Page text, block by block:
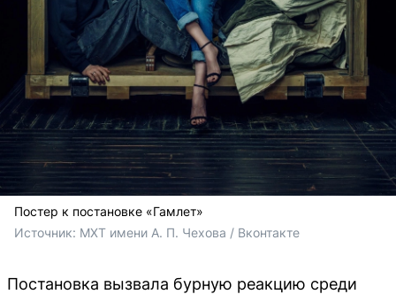
Постер к постановке «Гамлет»
Источник: МХТ имени А. П. Чехова / Вконтакте
Постановка вызвала бурную реакцию среди